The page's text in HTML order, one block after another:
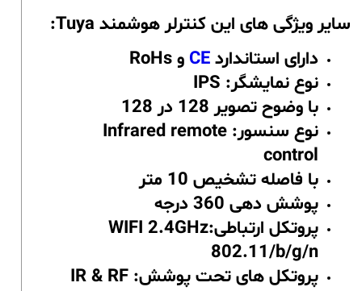
سایر ویژگی های این کنترلر هوشمند Tuya:
دارای استانداردCE و RoHs
نوع نمایشگر: IPS
با وضوح تصویر 128 در 128
نوع سنسور: Infrared remote
control
با فاصله تشخیص 10 متر
پوشش دهی 360 درجه
پروتکل ارتباطی:WIFI 2.4GHz
802.11/b/g/n
پروتکل های تحت پوشش: IR & RF